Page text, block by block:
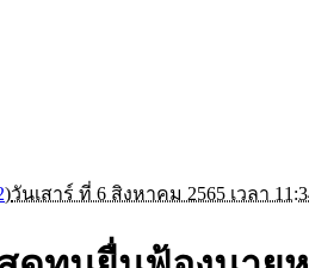
)วันเสาร์ ที่ 6 สิงหาคม 2565 เวลา